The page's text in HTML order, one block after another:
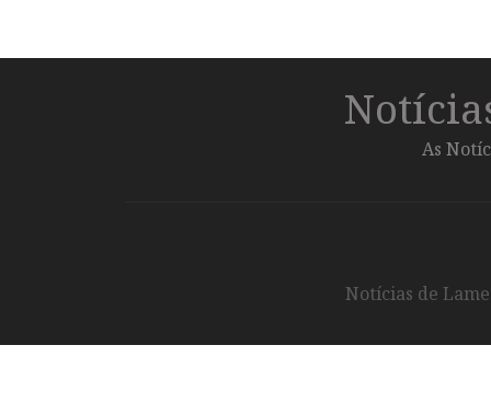
As
Notícias de